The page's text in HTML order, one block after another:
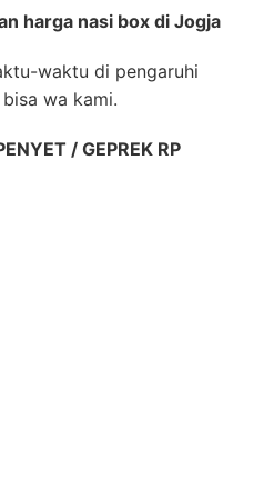
harga nasi box di Jogja
waktu di pengaruhi
wa kami.
/ GEPREK RP